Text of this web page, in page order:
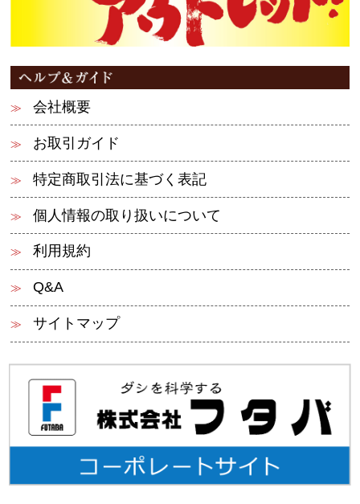
会社概要
お取引ガイド
特定商取引法に基づく表記
個人情報の取り扱いについて
利用規約
Q&A
サイトマップ